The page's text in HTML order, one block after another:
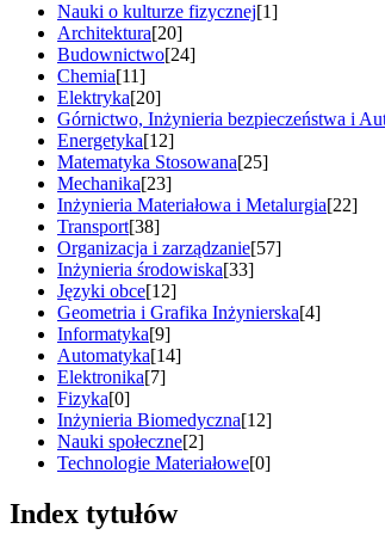
Nauki o kulturze fizycznej[1]
Architektura[20]
Budownictwo[24]
Chemia[11]
Elektryka[20]
Górnictwo, Inżynieria bezpieczeństwa i
Energetyka[12]
Matematyka Stosowana[25]
Mechanika[23]
Inżynieria Materiałowa i Metalurgia[22]
Transport[38]
Organizacja i zarządzanie[57]
Inżynieria środowiska[33]
Języki obce[12]
Geometria i Grafika Inżynierska[4]
Informatyka[9]
Automatyka[14]
Elektronika[7]
Fizyka[0]
Inżynieria Biomedyczna[12]
Nauki społeczne[2]
Technologie Materiałowe[0]
Index tytułów